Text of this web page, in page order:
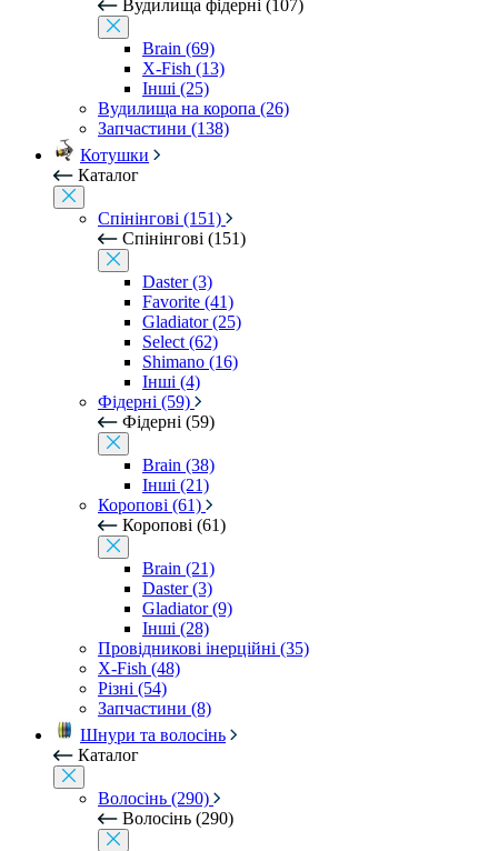
Вудилища фідерні (107)
Brain (69)
X-Fish (13)
Інші (25)
Вудилища на коропа (26)
Запчастини (138)
Котушки
Каталог
Спінінгові (151)
Спінінгові (151)
Daster (3)
Favorite (41)
Gladiator (25)
Select (62)
Shimano (16)
Інші (4)
Фідерні (59)
Фідерні (59)
Brain (38)
Інші (21)
Коропові (61)
Коропові (61)
Brain (21)
Daster (3)
Gladiator (9)
Інші (28)
Провідникові інерційні (35)
X-Fish (48)
Різні (54)
Запчастини (8)
Шнури та волосінь
Каталог
Волосінь (290)
Волосінь (290)